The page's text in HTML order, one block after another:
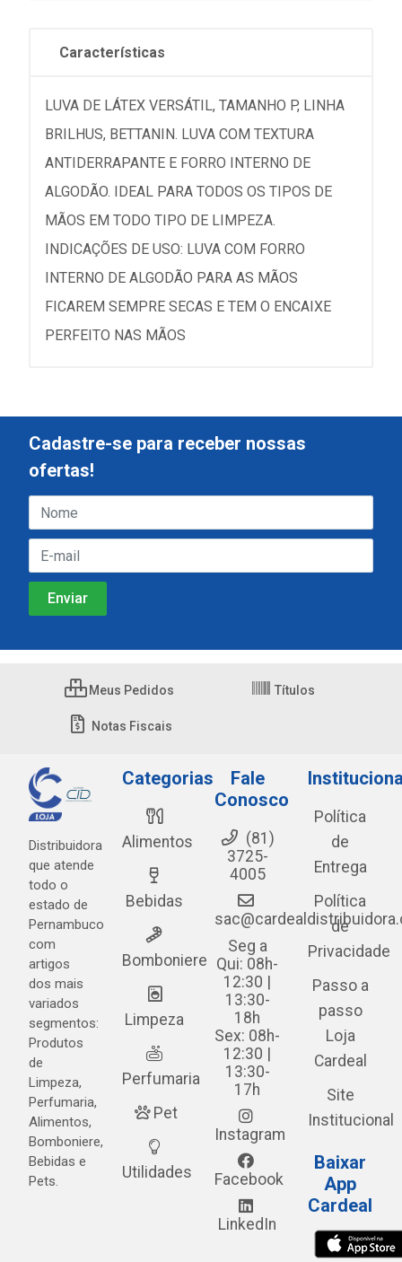
Características
LUVA DE LÁTEX VERSÁTIL, TAMANHO P, LINHA
BRILHUS, BETTANIN. LUVA COM TEXTURA
ANTIDERRAPANTE E FORRO INTERNO DE
ALGODÃO. IDEAL PARA TODOS OS TIPOS DE
MÃOS EM TODO TIPO DE LIMPEZA.
INDICAÇÕES DE USO: LUVA COM FORRO
INTERNO DE ALGODÃO PARA AS MÃOS
FICAREM SEMPRE SECAS E TEM O ENCAIXE
PERFEITO NAS MÃOS
Cadastre-se para receber nossas
ofertas!
Meus Pedidos Títulos
Notas Fiscais
Distribuidora
que atende
todo o
estado de
Pernambuco
com
artigos
dos mais
variados
segmentos:
Produtos
de
Limpeza,
Perfumaria,
Alimentos,
Bomboniere,
Bebidas e
Pets.
Categorias
Alimentos
Bebidas
Bomboniere
Limpeza
Perfumaria
Pet
Utilidades
Fale
Conosco
(81)
3725-
4005
Seg a
Qui: 08h-
12:30 |
13:30-
18h
Sex: 08h-
12:30 |
13:30-
17h
Instagram
Facebook
LinkedIn
Política
de
Entrega
Política
de
Privacidade
Passo a
passo
Loja
Cardeal
Site
Institucional
Baixar
App
Cardeal